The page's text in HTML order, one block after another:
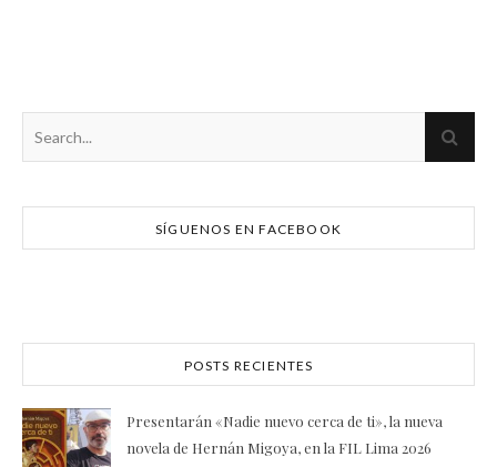
SÍGUENOS EN FACEBOOK
POSTS RECIENTES
Presentarán «Nadie nuevo cerca de ti», la nueva
novela de Hernán Migoya, en la FIL Lima 2026